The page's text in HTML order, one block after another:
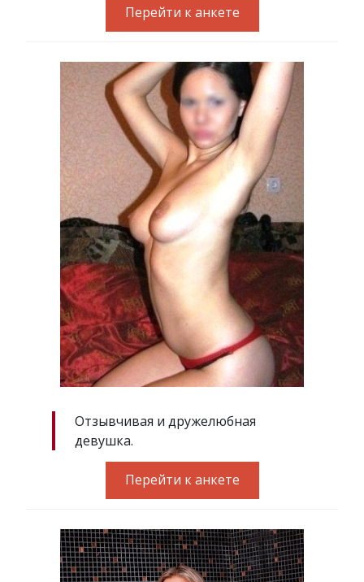
Перейти к анкете
Отзывчивая и дружелюбная
девушка.
Перейти к анкете